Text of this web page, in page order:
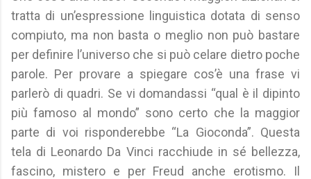
tratta di un’espressione linguistica dotata di senso
compiuto, ma non basta o meglio non può bastare
per definire l’universo che si può celare dietro poche
parole. Per provare a spiegare cos’è una frase vi
parlerò di quadri. Se vi domandassi “qual è il dipinto
più famoso al mondo” sono certo che la maggior
parte di voi risponderebbe “La Gioconda”. Questa
tela di Leonardo Da Vinci racchiude in sé bellezza,
fascino, mistero e per Freud anche erotismo. Il